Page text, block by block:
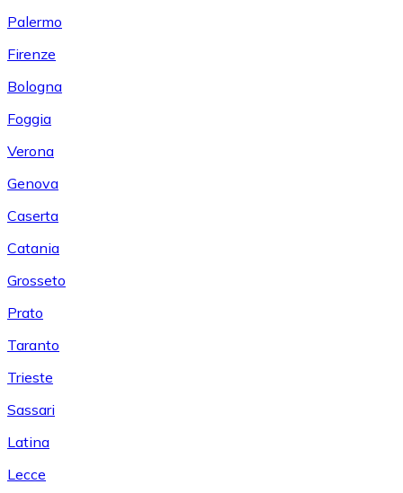
Palermo
Firenze
Bologna
Foggia
Verona
Genova
Caserta
Catania
Grosseto
Prato
Taranto
Trieste
Sassari
Latina
Lecce